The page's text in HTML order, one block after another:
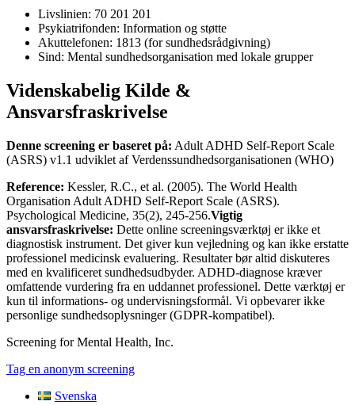
Livslinien: 70 201 201
Psykiatrifonden: Information og støtte
Akuttelefonen: 1813 (for sundhedsrådgivning)
Sind: Mental sundhedsorganisation med lokale grupper
Videnskabelig Kilde &
Ansvarsfraskrivelse
Denne screening er baseret på: Adult ADHD Self-Report Scale
(ASRS) v1.1 udviklet af Verdenssundhedsorganisationen (WHO)
Reference: Kessler, R.C., et al. (2005). The World Health
Organisation Adult ADHD Self-Report Scale (ASRS).
Psychological Medicine, 35(2), 245-256.Vigtig
ansvarsfraskrivelse: Dette online screeningsværktøj er ikke et
diagnostisk instrument. Det giver kun vejledning og kan ikke erstatte
professionel medicinsk evaluering. Resultater bør altid diskuteres
med en kvalificeret sundhedsudbyder. ADHD-diagnose kræver
omfattende vurdering fra en uddannet professionel. Dette værktøj er
kun til informations- og undervisningsformål. Vi opbevarer ikke
personlige sundhedsoplysninger (GDPR-kompatibel).
Screening for Mental Health, Inc.
Tag en anonym screening
Svenska